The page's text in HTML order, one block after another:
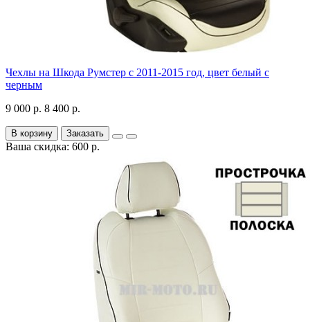
Чехлы на Шкода Румстер с 2011-2015 год, цвет белый с
черным
9 000 р. 8 400 р.
В корзину Заказать
Ваша скидка: 600 р.